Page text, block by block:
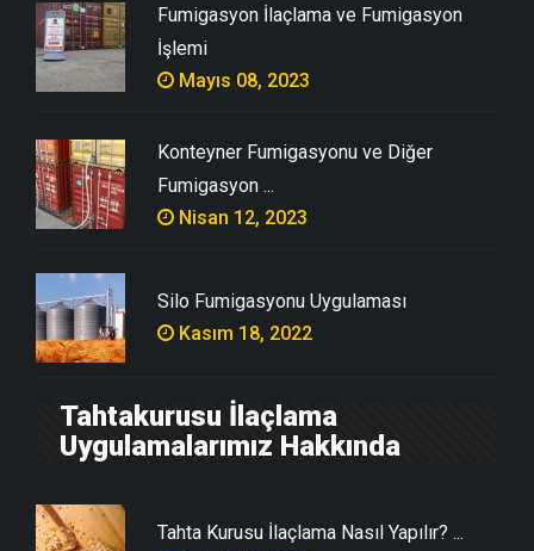
Fumigasyon İlaçlama ve Fumigasyon
İşlemi
Mayıs 08, 2023
Konteyner Fumigasyonu ve Diğer
Fumigasyon ...
Nisan 12, 2023
Silo Fumigasyonu Uygulaması
Kasım 18, 2022
Tahtakurusu İlaçlama
Uygulamalarımız Hakkında
Tahta Kurusu İlaçlama Nasıl Yapılır? ...